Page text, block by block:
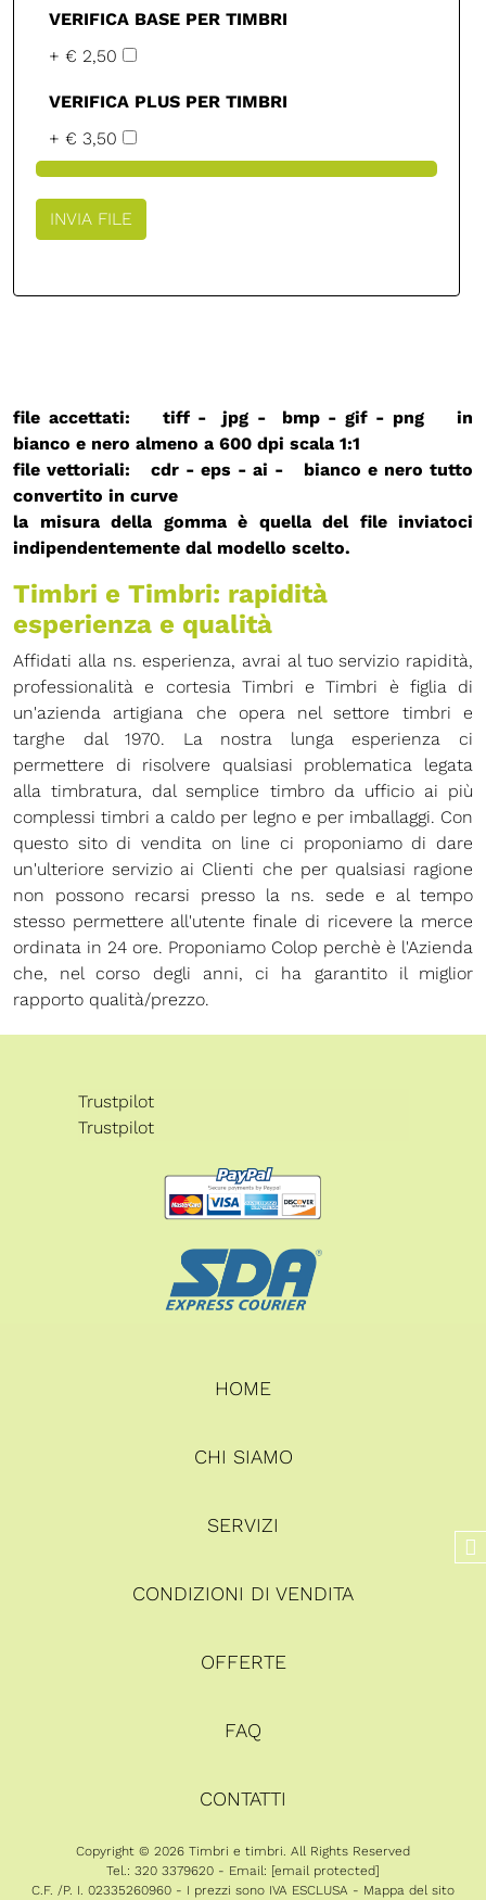
VERIFICA BASE PER TIMBRI
+ € 2,50
VERIFICA PLUS PER TIMBRI
+ € 3,50
file accettati: tiff - jpg - bmp - gif - png in
bianco e nero almeno a 600 dpi scala 1:1
file vettoriali: cdr - eps - ai - bianco e nero tutto
convertito in curve
la misura della gomma è quella del file inviatoci
indipendentemente dal modello scelto.
Timbri e Timbri: rapidità
esperienza e qualità
Affidati alla ns. esperienza, avrai al tuo servizio rapidità,
professionalità e cortesia Timbri e Timbri è figlia di
un'azienda artigiana che opera nel settore timbri e
targhe dal 1970. La nostra lunga esperienza ci
permettere di risolvere qualsiasi problematica legata
alla timbratura, dal semplice timbro da ufficio ai più
complessi timbri a caldo per legno e per imballaggi. Con
questo sito di vendita on line ci proponiamo di dare
un'ulteriore servizio ai Clienti che per qualsiasi ragione
non possono recarsi presso la ns. sede e al tempo
stesso permettere all'utente finale di ricevere la merce
ordinata in 24 ore. Proponiamo Colop perchè è l'Azienda
che, nel corso degli anni, ci ha garantito il miglior
rapporto qualità/prezzo.
Trustpilot
Trustpilot
HOME
CHI SIAMO
SERVIZI
CONDIZIONI DI VENDITA
OFFERTE
FAQ
CONTATTI
Copyright © 2026 Timbri e timbri. All Rights Reserved
Tel.: 320 3379620 - Email: [email protected]
C.F. /P. I. 02335260960 - I prezzi sono IVA ESCLUSA - Mappa del sito